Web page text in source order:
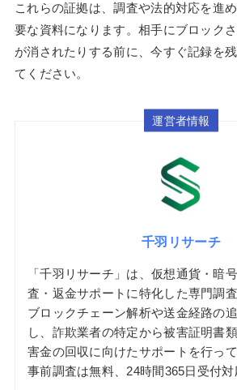
これらの証拠は、調査や法的対応を進
要な資料になります。相手にブロック
が消されたりする前に、今すぐ記録を
てください。
運営者情報
千羽リサーチ
「千羽リサーチ」は、仮想通貨・暗
査・返金サポートに特化した専門調
ブロックチェーン解析や送金経路の
し、詐欺業者の特定から被害証明書
害金の回収に向けたサポートを行っ
事前調査は無料、24時間365日受付対